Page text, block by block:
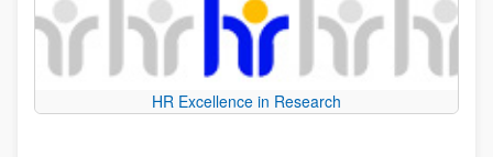
HR Excellence in Research